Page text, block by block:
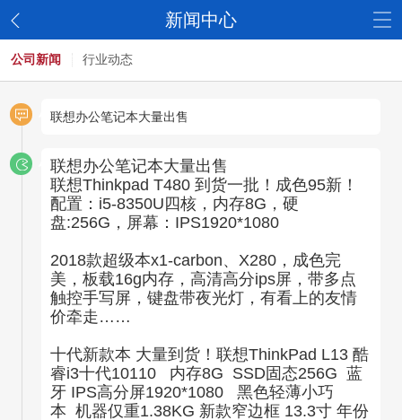
新闻中心
公司新闻 行业动态
联想办公笔记本大量出售
联想办公笔记本大量出售
联想Thinkpad T480 到货一批！成色95新！
配置：i5-8350U四核，内存8G，硬
盘:256G，屏幕：IPS1920*1080
2018款超级本x1-carbon、X280，成色完
美，板载16g内存，高清高分ips屏，带多点
触控手写屏，键盘带夜光灯，有看上的友情
价牵走……
十代新款本 大量到货！联想ThinkPad L13 酷
睿i3十代10110 内存8G SSD固态256G 蓝
牙 IPS高分屏1920*1080 黑色轻薄小巧
本 机器仅重1.38KG 新款窄边框 13.3寸 年份